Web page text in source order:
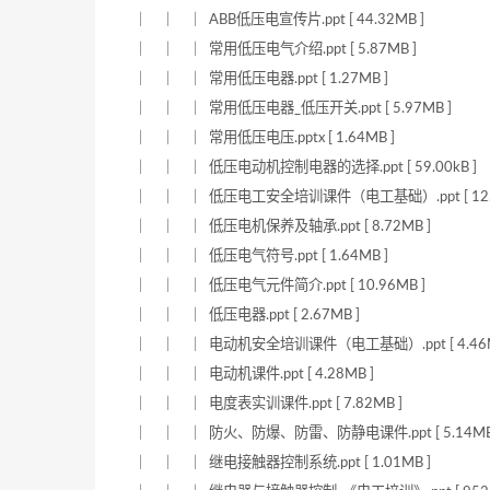
｜ ｜ ｜ ABB低压电宣传片.ppt [ 44.32MB ]
｜ ｜ ｜ 常用低压电气介绍.ppt [ 5.87MB ]
｜ ｜ ｜ 常用低压电器.ppt [ 1.27MB ]
｜ ｜ ｜ 常用低压电器_低压开关.ppt [ 5.97MB ]
｜ ｜ ｜ 常用低压电压.pptx [ 1.64MB ]
｜ ｜ ｜ 低压电动机控制电器的选择.ppt [ 59.00kB ]
｜ ｜ ｜ 低压电工安全培训课件（电工基础）.ppt [
｜ ｜ ｜ 低压电机保养及轴承.ppt [ 8.72MB ]
｜ ｜ ｜ 低压电气符号.ppt [ 1.64MB ]
｜ ｜ ｜ 低压电气元件简介.ppt [ 10.96MB ]
｜ ｜ ｜ 低压电器.ppt [ 2.67MB ]
｜ ｜ ｜ 电动机安全培训课件（电工基础）.ppt [
｜ ｜ ｜ 电动机课件.ppt [ 4.28MB ]
｜ ｜ ｜ 电度表实训课件.ppt [ 7.82MB ]
｜ ｜ ｜ 防火、防爆、防雷、防静电课件.ppt [ 5.14MB
｜ ｜ ｜ 继电接触器控制系统.ppt [ 1.01MB ]